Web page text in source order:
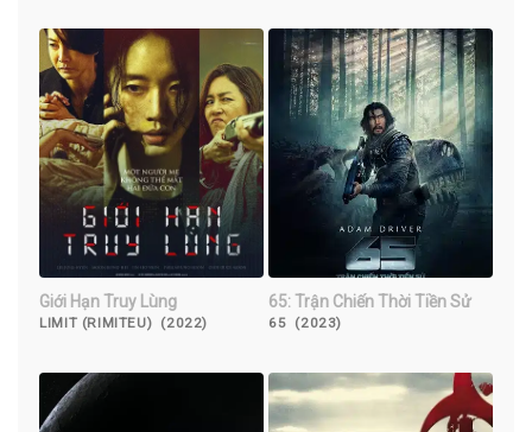
Giới Hạn Truy Lùng
LIMIT (RIMITEU) (2022)
65: Trận Chiến Thời Tiền Sử
65 (2023)